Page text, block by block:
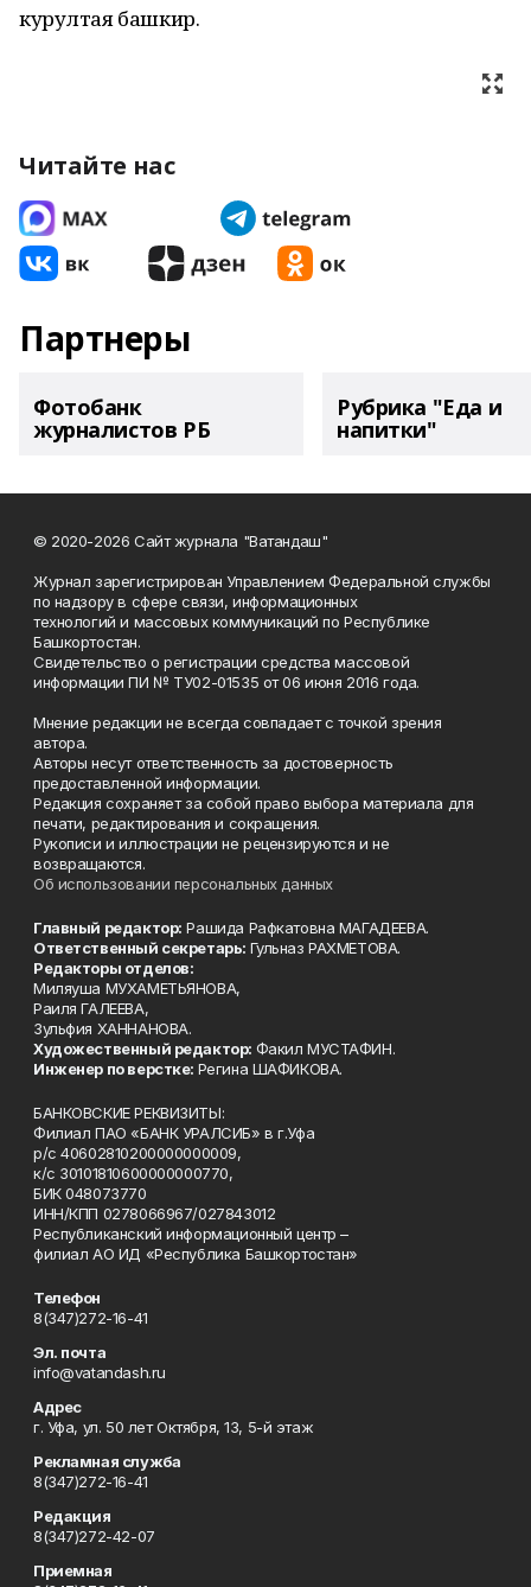
курултая башкир.
Читайте нас
Партнеры
Фотобанк
журналистов РБ
Рубрика "Еда и
напитки"
© 2020-2026 Сайт журнала "Ватандаш"
Журнал зарегистрирован Управлением Федеральной службы
по надзору в сфере связи, информационных
технологий и массовых коммуникаций по Республике
Башкортостан.
Свидетельство о регистрации средства массовой
информации ПИ № ТУ02-01535 от 06 июня 2016 года.
Мнение редакции не всегда совпадает с точкой зрения
автора.
Авторы несут ответственность за достоверность
предоставленной информации.
Редакция сохраняет за собой право выбора материала для
печати, редактирования и сокращения.
Рукописи и иллюстрации не рецензируются и не
возвращаются.
Об использовании персональных данных
Главный редактор: Рашида Рафкатовна МАГАДЕЕВА.
Ответственный секретарь: Гульназ РАХМЕТОВА.
Редакторы отделов:
Миляуша МУХАМЕТЬЯНОВА,
Раиля ГАЛЕЕВА,
Зульфия ХАННАНОВА.
Художественный редактор: Факил МУСТАФИН.
Инженер по верстке: Регина ШАФИКОВА.
БАНКОВСКИЕ РЕКВИЗИТЫ:
Филиал ПАО «БАНК УРАЛСИБ» в г.Уфа
р/с 40602810200000000009,
к/с 30101810600000000770,
БИК 048073770
ИНН/КПП 0278066967/027843012
Республиканский информационный центр –
филиал АО ИД «Республика Башкортостан»
Телефон
8(347)272-16-41
Эл. почта
info@vatandash.ru
Адрес
г. Уфа, ул. 50 лет Октября, 13, 5-й этаж
Рекламная служба
8(347)272-16-41
Редакция
8(347)272-42-07
Приемная